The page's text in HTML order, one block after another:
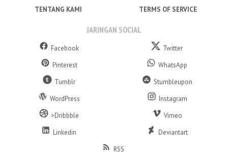
TENTANG KAMI
TERMS OF SERVICE
JARINGAN SOCIAL
Facebook
Twitter
Pinterest
WhatsApp
Tumblr
Stumbleupon
WordPress
Instagram
>Dribbble
Vimeo
Linkedin
Deviantart
RSS